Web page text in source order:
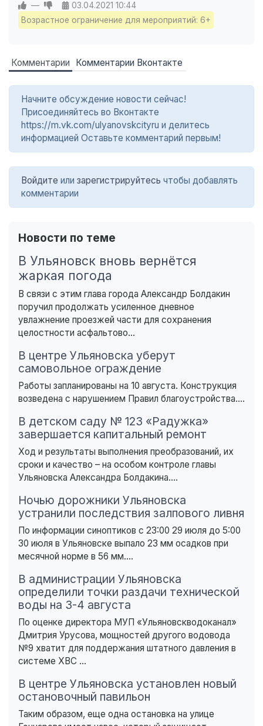
— 03.04.2021 10:44
Возрастное ограничение для мероприятий: 6+
Комментарии Комментарии Вконтакте
Начните обсуждение новости сейчас!
Присоединяйтесь во Вконтакте
https://m.vk.com/ulyanovskcityru и делитесь
информацией Оставьте комментарий первым!
Войдите или зарегистрируйтесь чтобы добавлять
комментарии
Новости по теме
В Ульяновск вновь вернётся
жаркая погода
В связи с этим глава города Александр Болдакин
поручил продолжать усиленное дневное
увлажнение проезжей части для сохранения
целостности асфальтово...
В центре Ульяновска уберут
самовольное ограждение
Работы запланированы на 10 августа. Конструкция
возведена с нарушением Правил благоустройства....
В детском саду № 123 «Радужка»
завершается капитальный ремонт
Ход и результаты выполнения преобразований, их
сроки и качество – на особом контроле главы
Ульяновска Александра Болдакина....
Ночью дорожники Ульяновска
устранили последствия залпового ливня
По информации синоптиков с 23:00 29 июля до 5:00
30 июля в Ульяновске выпало 23 мм осадков при
месячной норме в 56 мм....
В администрации Ульяновска
определили точки раздачи технической
воды на 3-4 августа
По оценке директора МУП «Ульяновскводоканал»
Дмитрия Урусова, мощностей другого водовода
№9 хватит для поддержания штатного давления в
системе ХВС ...
В центре Ульяновска установлен новый
остановочный павильон
Таким образом, еще одна остановка на улице